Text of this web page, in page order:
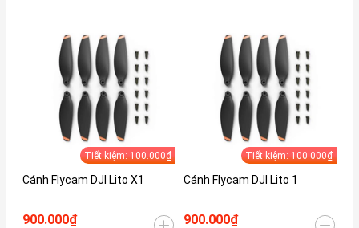
Tiết kiệm: 100.000₫
Cánh Flycam DJI Lito X1
900.000₫
Tiết kiệm: 100.000₫
Cánh Flycam DJI Lito 1
900.000₫